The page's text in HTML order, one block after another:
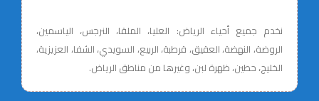
نخدم جميع أحياء الرياض: العليا، الملقا، النرجس، الياسمين،
الروضة، النهضة، العقيق، قرطبة، الربيع، السويدي، الشفا، العزيزية،
الخليج، حطين، ظهرة لبن، وغيرها من مناطق الرياض.